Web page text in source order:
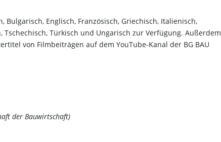
Englisch, Französisch, Griechisch, Italienisch,
Tschechisch, Türkisch und Ungarisch zur Verfügung. Außerdem
von Filmbeiträgen auf dem YouTube-Kanal der BG BAU
der Bauwirtschaft)